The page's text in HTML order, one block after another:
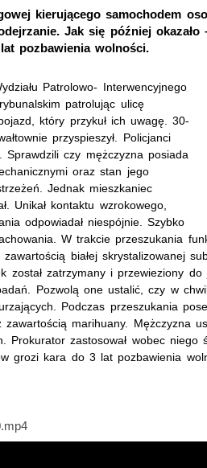
kierującego samochodem
Jak się później okazało
pozbawienia wolności.
Patrolowo- Interwencyjnego
patrolując ulicę
który przykuł ich uwagę. 30-
przyspieszył. Policjanci
czy mężczyzna posiada
oraz stan jego
Jednak mieszkaniec
Unikał kontaktu wzrokowego,
odpowiadał niespójnie. Szybko
W trakcie przeszukania
białej skrystalizowanej
został zatrzymany i przewieziony do
Pozwolą one ustalić, czy w
Podczas przeszukania
marihuany. Mężczyzna
Prokurator zastosował wobec niego
grozi kara do 3 lat pozbawienia